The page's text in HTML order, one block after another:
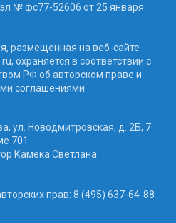
№ фc77-52606 от 25 января
размещенная на веб-сайте
охраняется в соответствии с
РФ об авторском праве и
соглашениями.
ул. Новодмитровская, д. 2Б, 7
701
Камека Светлана
прав: 8 (495) 637-64-88